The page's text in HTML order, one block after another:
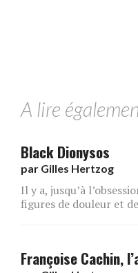
A lire
Black Dionysos
par Gilles Hertzog
Il y a, jusqu’à
figures de douleur et
Françoise Cachin,